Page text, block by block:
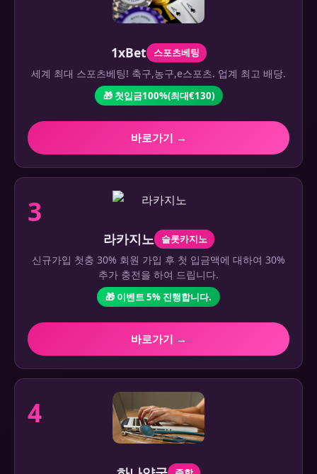
1xBet 스포츠베팅
세계 최대 스포츠베팅! 축구,농구,e스포츠. 업계 최고 배당.
🎁 첫입금100%(최대€130)
바로가기 →
3
라카지노 슬롯카지노
신규가입 첫충 30% 회원 가입 후 첫 입금액에 대하여 30%
추가 충전을 하여 드립니다.
🎁 이벤트 5% 진행합니다.
바로가기 →
4